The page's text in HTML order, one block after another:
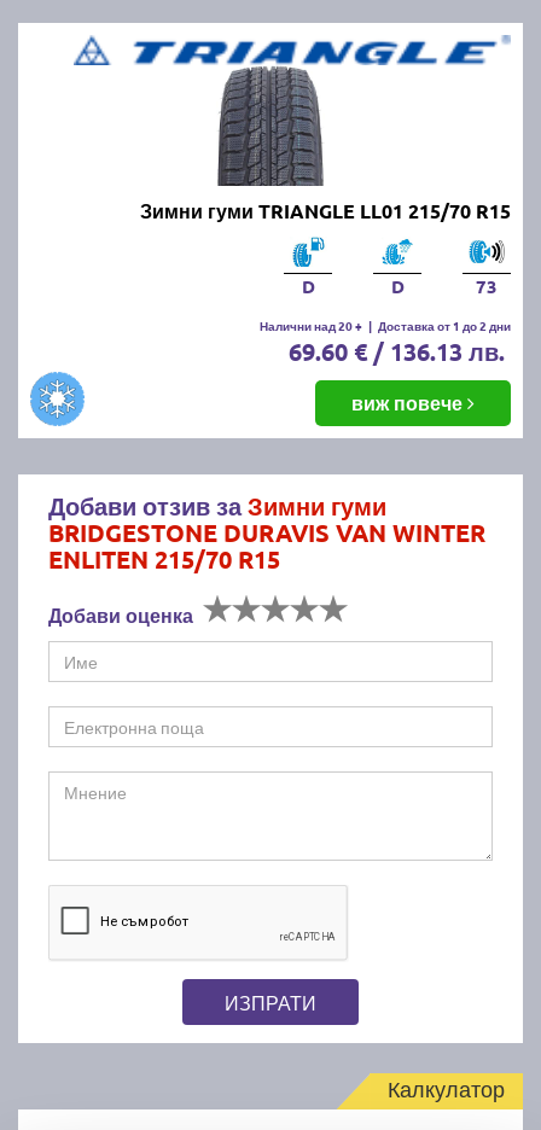
Зимни гуми TRIANGLE LL01 215/70 R15
D D 73
Налични над 20 + | Доставка от 1 до 2 дни
69.60 € / 136.13 лв.
виж повече
Добави отзив заЗимни гуми
BRIDGESTONE DURAVIS VAN WINTER
ENLITEN 215/70 R15
Добави оценка
ИЗПРАТИ
Калкулатор